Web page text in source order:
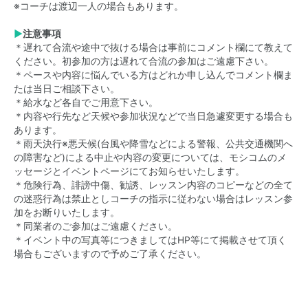
※コーチは渡辺一人の場合もあります。
▶注意事項
＊遅れて合流や途中で抜ける場合は事前にコメント欄にて教えて
ください。初参加の方は遅れて合流の参加はご遠慮下さい。
＊ペースや内容に悩んでいる方はどれか申し込んでコメント欄ま
たは当日ご相談下さい。
＊給水など各自でご用意下さい。
＊内容や行先など天候や参加状況などで当日急遽変更する場合も
あります。
＊雨天決行※悪天候(台風や降雪などによる警報、公共交通機関へ
の障害など)による中止や内容の変更については、モシコムのメ
ッセージとイベントページにてお知らせいたします。
＊危険行為、誹謗中傷、勧誘、レッスン内容のコピーなどの全て
の迷惑行為は禁止としコーチの指示に従わない場合はレッスン参
加をお断りいたします。
＊同業者のご参加はご遠慮ください。
＊イベント中の写真等につきましてはHP等にて掲載させて頂く
場合もございますので予めご了承ください。